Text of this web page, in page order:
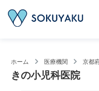
ホーム 医療機関 京都
きの小児科医院